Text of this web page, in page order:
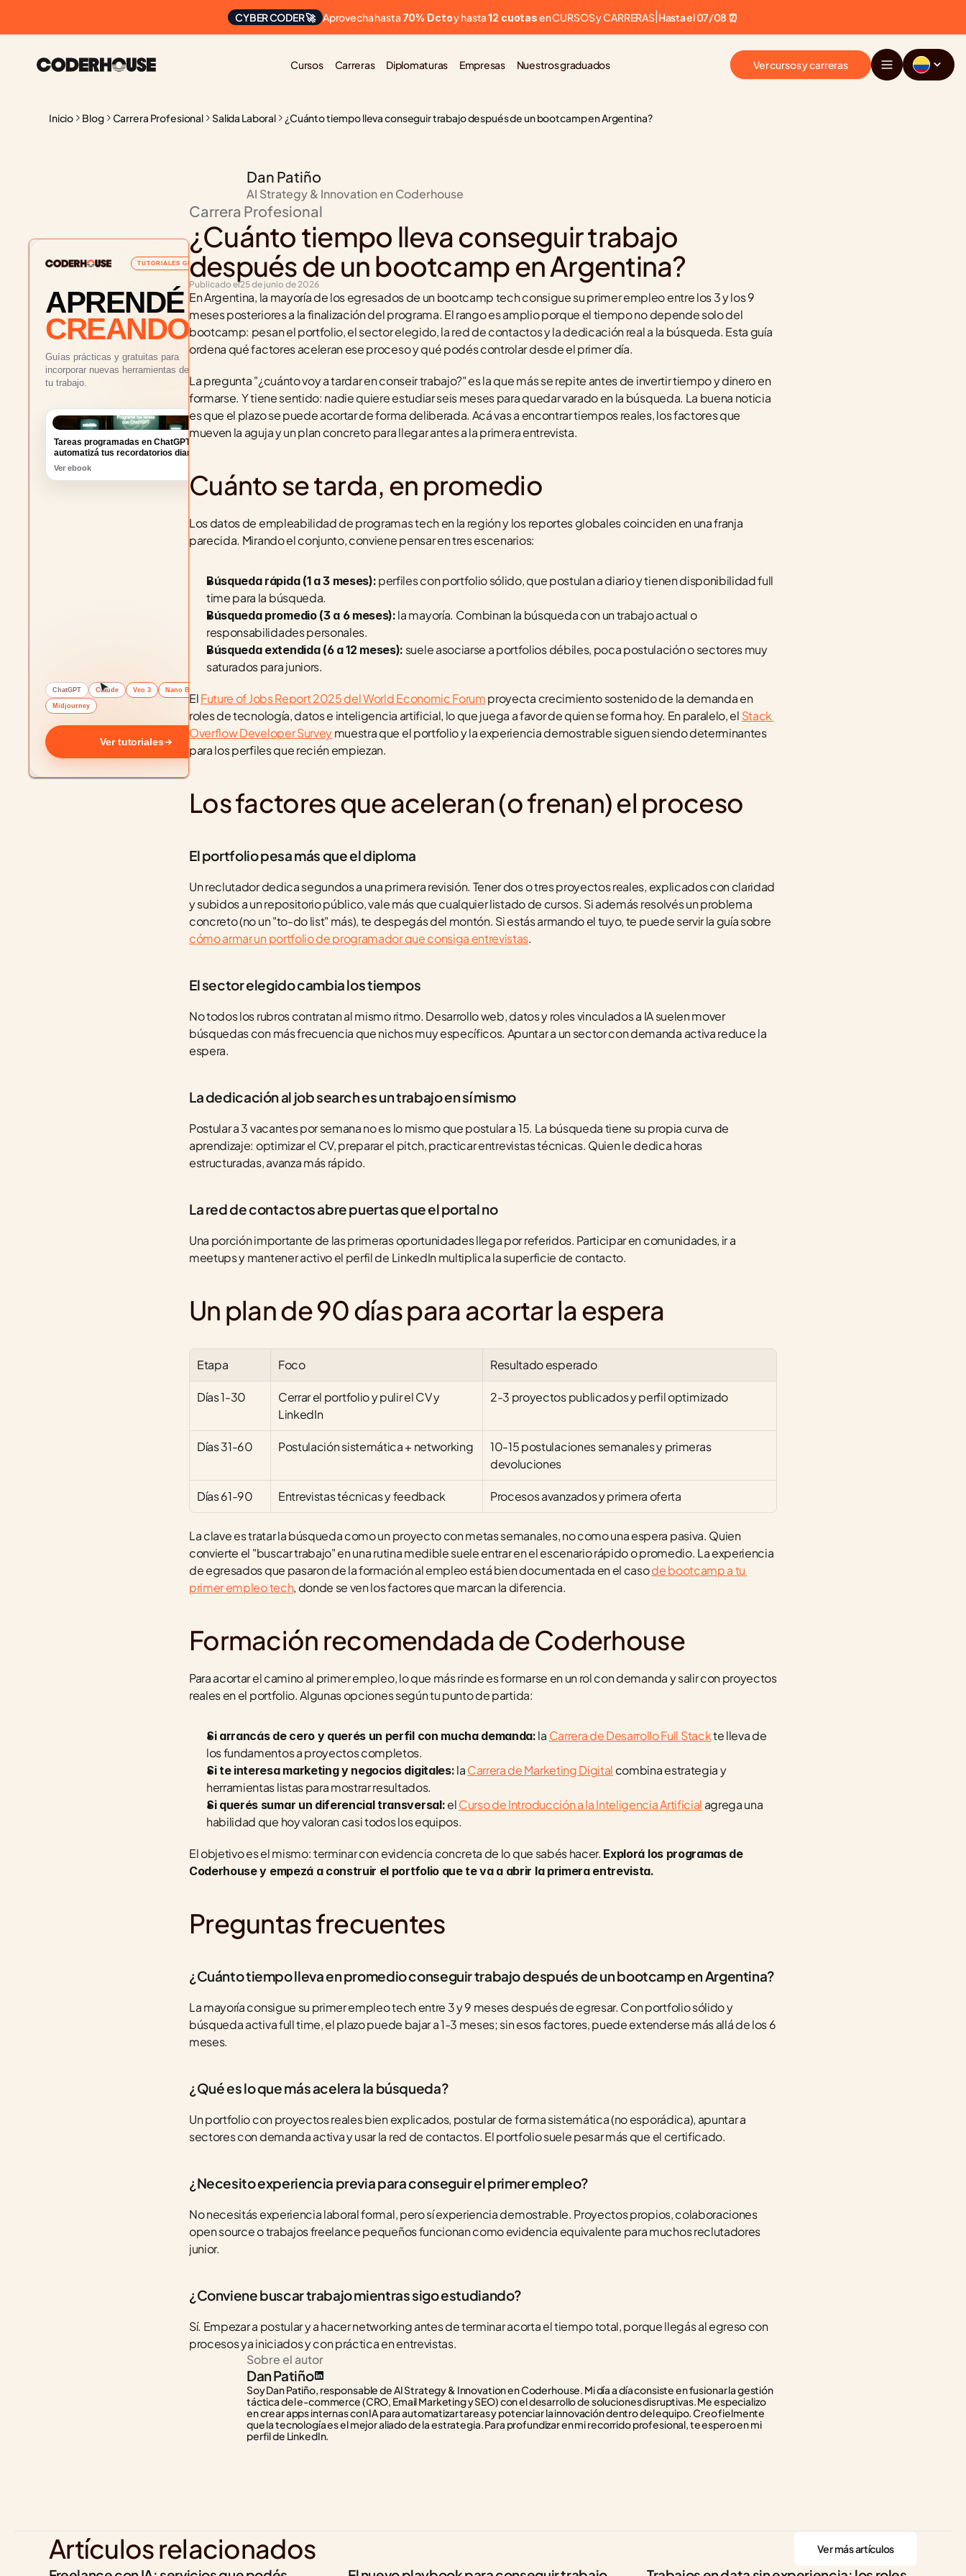
CYBER CODER 🚀 Aprovecha hasta 70% Dcto y hasta 12 cuotas en CURSOS y CARRERAS Hasta el 07/08 ⏰
Cursos Carreras Diplomaturas Empresas Nuestros graduados Ver cursos y carreras
Inicio Blog Carrera Profesional Salida Laboral ¿Cuánto tiempo lleva conseguir trabajo después de un bootcamp en Argentina?
TUTORIALES GRATUITOS
APRENDÉ
CREANDO
Guías prácticas y gratuitas para
incorporar nuevas herramientas de IA a
tu trabajo.
Tareas programadas en ChatGPT:
automatizá tus recordatorios diarios
Ver ebook
ChatGPT Claude Veo 3 Nano Banana
Midjourney
Ver tutoriales
Dan Patiño
AI Strategy & Innovation en Coderhouse
Carrera Profesional
¿Cuánto tiempo lleva conseguir trabajo
después de un bootcamp en Argentina?
Publicado el25 de junio de 2026
En Argentina, la mayoría de los egresados de un bootcamp tech consigue su primer empleo entre los 3 y los 9
meses posteriores a la finalización del programa. El rango es amplio porque el tiempo no depende solo del
bootcamp: pesan el portfolio, el sector elegido, la red de contactos y la dedicación real a la búsqueda. Esta guía
ordena qué factores aceleran ese proceso y qué podés controlar desde el primer día.
La pregunta "¿cuánto voy a tardar en conseir trabajo?" es la que más se repite antes de invertir tiempo y dinero en
formarse. Y tiene sentido: nadie quiere estudiar seis meses para quedar varado en la búsqueda. La buena noticia
es que el plazo se puede acortar de forma deliberada. Acá vas a encontrar tiempos reales, los factores que
mueven la aguja y un plan concreto para llegar antes a la primera entrevista.
Cuánto se tarda, en promedio
Los datos de empleabilidad de programas tech en la región y los reportes globales coinciden en una franja
parecida. Mirando el conjunto, conviene pensar en tres escenarios:
Búsqueda rápida (1 a 3 meses): perfiles con portfolio sólido, que postulan a diario y tienen disponibilidad full
time para la búsqueda.
Búsqueda promedio (3 a 6 meses): la mayoría. Combinan la búsqueda con un trabajo actual o
responsabilidades personales.
Búsqueda extendida (6 a 12 meses): suele asociarse a portfolios débiles, poca postulación o sectores muy
saturados para juniors.
El Future of Jobs Report 2025 del World Economic Forum proyecta crecimiento sostenido de la demanda en
roles de tecnología, datos e inteligencia artificial, lo que juega a favor de quien se forma hoy. En paralelo, el Stack
Overflow Developer Survey muestra que el portfolio y la experiencia demostrable siguen siendo determinantes
para los perfiles que recién empiezan.
Los factores que aceleran (o frenan) el proceso
El portfolio pesa más que el diploma
Un reclutador dedica segundos a una primera revisión. Tener dos o tres proyectos reales, explicados con claridad
y subidos a un repositorio público, vale más que cualquier listado de cursos. Si además resolvés un problema
cómo armar un portfolio de programador que consiga entrevistas.
El sector elegido cambia los tiempos
No todos los rubros contratan al mismo ritmo. Desarrollo web, datos y roles vinculados a IA suelen mover
búsquedas con más frecuencia que nichos muy específicos. Apuntar a un sector con demanda activa reduce la
espera.
La dedicación al job search es un trabajo en sí mismo
Postular a 3 vacantes por semana no es lo mismo que postular a 15. La búsqueda tiene su propia curva de
aprendizaje: optimizar el CV, preparar el pitch, practicar entrevistas técnicas. Quien le dedica horas
estructuradas, avanza más rápido.
La red de contactos abre puertas que el portal no
Una porción importante de las primeras oportunidades llega por referidos. Participar en comunidades, ir a
meetups y mantener activo el perfil de LinkedIn multiplica la superficie de contacto.
Un plan de 90 días para acortar la espera
Etapa Foco Resultado esperado
Días 1-30
Cerrar el portfolio y pulir el CV y
LinkedIn
2-3 proyectos publicados y perfil optimizado
Días 31-60 Postulación sistemática + networking
10-15 postulaciones semanales y primeras
devoluciones
Días 61-90 Entrevistas técnicas y feedback Procesos avanzados y primera oferta
La clave es tratar la búsqueda como un proyecto con metas semanales, no como una espera pasiva. Quien
convierte el "buscar trabajo" en una rutina medible suele entrar en el escenario rápido o promedio. La experiencia
de egresados que pasaron de la formación al empleo está bien documentada en el caso de bootcamp a tu
primer empleo tech, donde se ven los factores que marcan la diferencia.
Formación recomendada de Coderhouse
Para acortar el camino al primer empleo, lo que más rinde es formarse en un rol con demanda y salir con proyectos
reales en el portfolio. Algunas opciones según tu punto de partida:
Si arrancás de cero y querés un perfil con mucha demanda: la Carrera de Desarrollo Full Stack te lleva de
los fundamentos a proyectos completos.
Si te interesa marketing y negocios digitales: la Carrera de Marketing Digital combina estrategia y
herramientas listas para mostrar resultados.
Si querés sumar un diferencial transversal: el Curso de Introducción a la Inteligencia Artificial agrega una
habilidad que hoy valoran casi todos los equipos.
El objetivo es el mismo: terminar con evidencia concreta de lo que sabés hacer. Explorá los programas de
Coderhouse y empezá a construir el portfolio que te va a abrir la primera entrevista.
Preguntas frecuentes
¿Cuánto tiempo lleva en promedio conseguir trabajo después de un bootcamp en Argentina?
La mayoría consigue su primer empleo tech entre 3 y 9 meses después de egresar. Con portfolio sólido y
búsqueda activa full time, el plazo puede bajar a 1-3 meses; sin esos factores, puede extenderse más allá de los 6
meses.
¿Qué es lo que más acelera la búsqueda?
Un portfolio con proyectos reales bien explicados, postular de forma sistemática (no esporádica), apuntar a
sectores con demanda activa y usar la red de contactos. El portfolio suele pesar más que el certificado.
¿Necesito experiencia previa para conseguir el primer empleo?
No necesitás experiencia laboral formal, pero sí experiencia demostrable. Proyectos propios, colaboraciones
open source o trabajos freelance pequeños funcionan como evidencia equivalente para muchos reclutadores
junior.
¿Conviene buscar trabajo mientras sigo estudiando?
Sí. Empezar a postular y a hacer networking antes de terminar acorta el tiempo total, porque llegás al egreso con
procesos ya iniciados y con práctica en entrevistas.
Sobre el autor
Dan Patiño
Soy Dan Patiño, responsable de AI Strategy & Innovation en Coderhouse. Mi día a día consiste en fusionar la gestión
táctica del e-commerce (CRO, Email Marketing y SEO) con el desarrollo de soluciones disruptivas. Me especializo
en crear apps internas con IA para automatizar tareas y potenciar la innovación dentro del equipo. Creo fielmente
que la tecnología es el mejor aliado de la estrategia. Para profundizar en mi recorrido profesional, te espero en mi
perfil de LinkedIn.
Artículos relacionados Ver más artículos